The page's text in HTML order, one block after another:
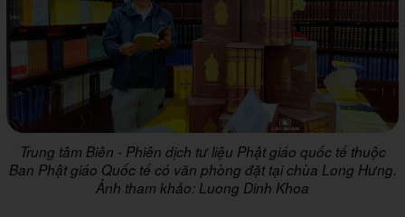
Trung tâm Biên - Phiên dịch tư liệu Phật giáo quốc tế thuộc
Ban Phật giáo Quốc tế có văn phòng đặt tại chùa Long Hưng.
Ảnh tham khảo: Luong Dinh Khoa